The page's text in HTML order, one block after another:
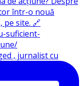
, jurnalist cu